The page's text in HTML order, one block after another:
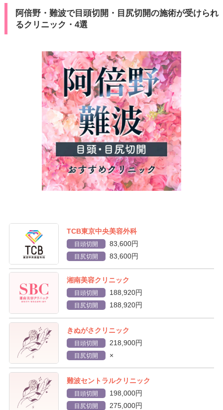
阿倍野・難波で目頭切開・目尻切開の施術が受けられ
るクリニック・4選
TCB東京中央美容外科
目頭切開 83,600円
目尻切開 83,600円
湘南美容クリニック
目頭切開 188,920円
目尻切開 188,920円
きぬがさクリニック
目頭切開 218,900円
目尻切開 ×
難波セントラルクリニック
目頭切開 198,000円
目尻切開 275,000円